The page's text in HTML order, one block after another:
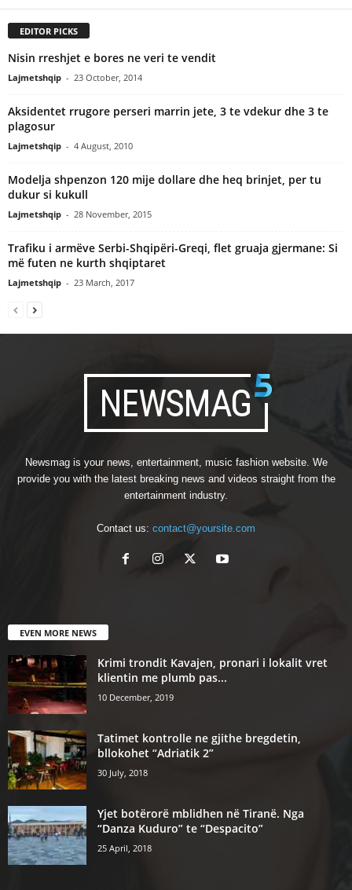
EDITOR PICKS
Nisin rreshjet e bores ne veri te vendit
Lajmetshqip - 23 October, 2014
Aksidentet rrugore perseri marrin jete, 3 te vdekur dhe 3 te
plagosur
Lajmetshqip - 4 August, 2010
Modelja shpenzon 120 mije dollare dhe heq brinjet, per tu
dukur si kukull
Lajmetshqip - 28 November, 2015
Trafiku i armëve Serbi-Shqipëri-Greqi, flet gruaja gjermane: Si
më futen ne kurth shqiptaret
Lajmetshqip - 23 March, 2017
Newsmag is your news, entertainment, music fashion website. We
provide you with the latest breaking news and videos straight from the
entertainment industry.
Contact us: contact@yoursite.com
EVEN MORE NEWS
Krimi trondit Kavajen, pronari i lokalit vret
klientin me plumb pas...
10 December, 2019
Tatimet kontrolle ne gjithe bregdetin,
bllokohet “Adriatik 2”
30 July, 2018
Yjet botërorë mblidhen në Tiranë. Nga
“Danza Kuduro” te “Despacito”
25 April, 2018